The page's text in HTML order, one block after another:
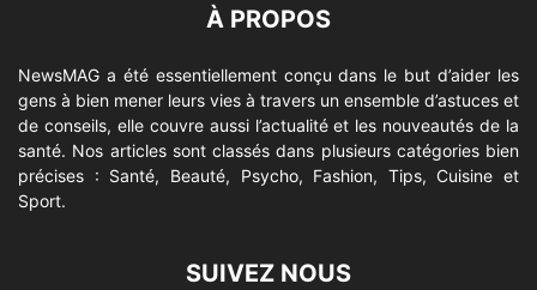
À PROPOS
NewsMAG a été essentiellement conçu dans le but d’aider les
gens à bien mener leurs vies à travers un ensemble d’astuces et
de conseils, elle couvre aussi l’actualité et les nouveautés de la
santé. Nos articles sont classés dans plusieurs catégories bien
précises : Santé, Beauté, Psycho, Fashion, Tips, Cuisine et
Sport.
SUIVEZ NOUS